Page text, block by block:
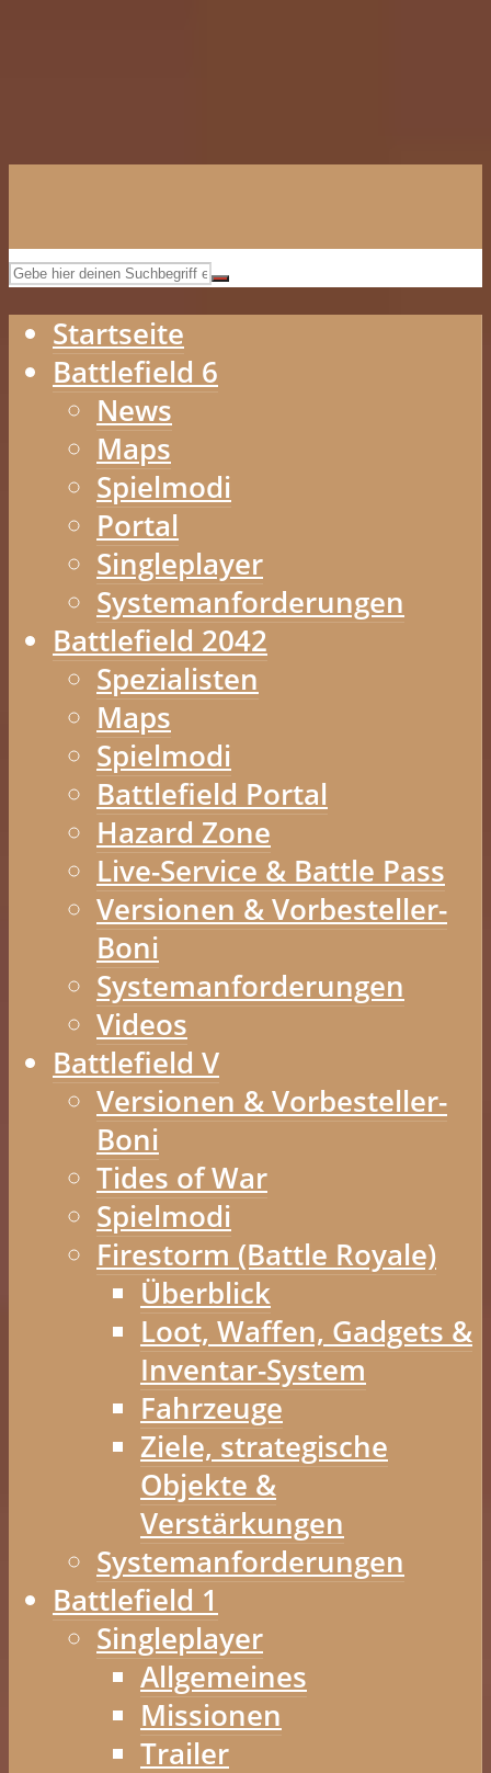
Startseite
Battlefield 6
News
Maps
Spielmodi
Portal
Singleplayer
Systemanforderungen
Battlefield 2042
Spezialisten
Maps
Spielmodi
Battlefield Portal
Hazard Zone
Live-Service & Battle Pass
Versionen & Vorbesteller-
Boni
Systemanforderungen
Videos
Battlefield V
Versionen & Vorbesteller-
Boni
Tides of War
Spielmodi
Firestorm (Battle Royale)
Überblick
Loot, Waffen, Gadgets &
Inventar-System
Fahrzeuge
Ziele, strategische
Objekte &
Verstärkungen
Systemanforderungen
Battlefield 1
Singleplayer
Allgemeines
Missionen
Trailer